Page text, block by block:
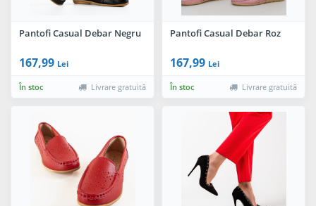
Pantofi Casual Debar Negru
167,99 Lei
În stoc Livrare gratuită
Pantofi Casual Debar Roz
167,99 Lei
În stoc Livrare gratuită